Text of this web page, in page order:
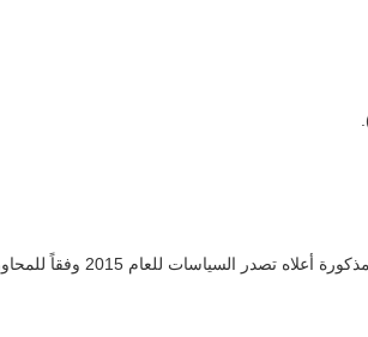
للعام 2015 وفقاً للمحاور التالية: